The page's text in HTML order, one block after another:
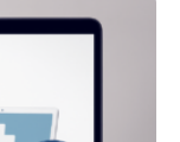
Bochum in
die
Sprachmodell
Intelligenz